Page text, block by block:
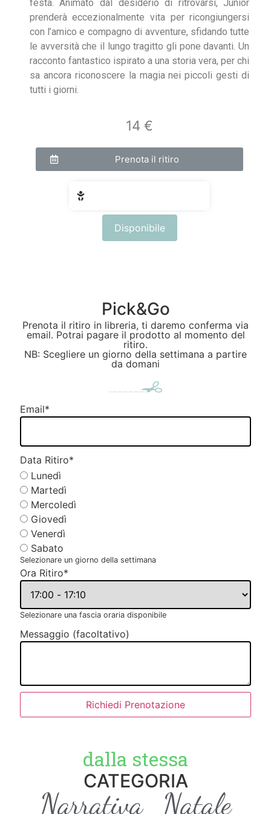
festa. Animato dal desiderio di ritrovarsi, Junior
prenderà eccezionalmente vita per ricongiungersi
con l’amico e compagno di avventure, sfidando tutte
le avversità che il lungo tragitto gli pone davanti. Un
racconto fantastico ispirato a una storia vera, per chi
sa ancora riconoscere la magia nei piccoli gesti di
tutti i giorni.
14 €
Prenota il ritiro
Disponibile
Pick&Go
Prenota il ritiro in libreria, ti daremo conferma via
email. Potrai pagare il prodotto al momento del
ritiro.
NB: Scegliere un giorno della settimana a partire
da domani
Email*
Data Ritiro*
Lunedì
Martedì
Mercoledì
Giovedì
Venerdì
Sabato
Selezionare un giorno della settimana
Ora Ritiro*
Selezionare una fascia oraria disponibile
Messaggio (facoltativo)
Richiedi Prenotazione
dalla stessa
CATEGORIA
Narrativa Natale